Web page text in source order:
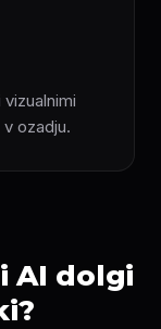
ozadju.
AI dolgi